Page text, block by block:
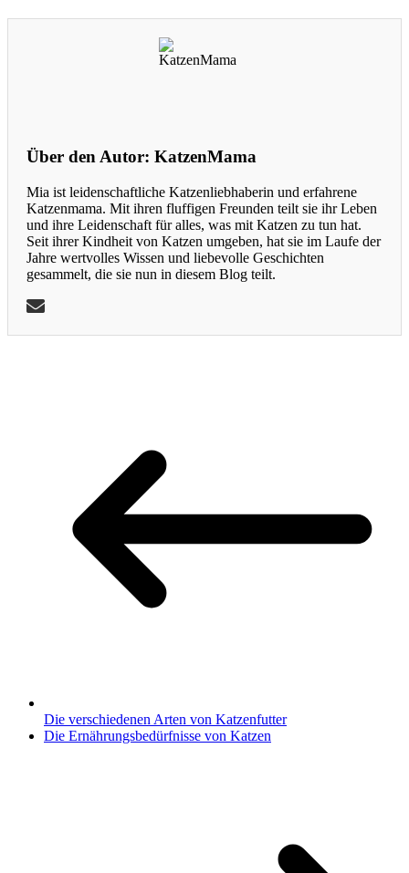
Über den Autor: KatzenMama
Mia ist leidenschaftliche Katzenliebhaberin und erfahrene
Katzenmama. Mit ihren fluffigen Freunden teilt sie ihr Leben
und ihre Leidenschaft für alles, was mit Katzen zu tun hat.
Seit ihrer Kindheit von Katzen umgeben, hat sie im Laufe der
Jahre wertvolles Wissen und liebevolle Geschichten
gesammelt, die sie nun in diesem Blog teilt.
Die verschiedenen Arten von Katzenfutter
Die Ernährungsbedürfnisse von Katzen